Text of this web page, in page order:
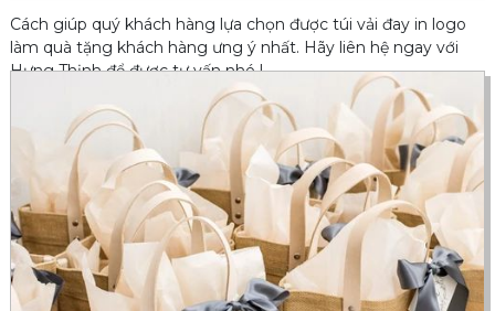
Cách giúp quý khách hàng lựa chọn được túi vải đay in logo
làm quà tặng khách hàng ưng ý nhất. Hãy liên hệ ngay với
Hưng Thịnh để được tư vấn nhé !